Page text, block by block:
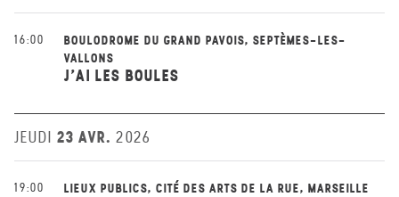
16:00
BOULODROME DU GRAND PAVOIS, SEPTÈMES-LES-
VALLONS
J'AI LES BOULES
JEUDI 23 AVR. 2026
19:00 LIEUX PUBLICS, CITÉ DES ARTS DE LA RUE, MARSEILLE